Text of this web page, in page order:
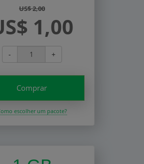
US$ 2,00
1,00
- +
Comprar
escolher um pacote?